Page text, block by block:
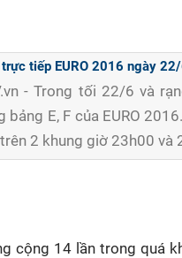
tiếp EURO 2016 ngày
- Trong tối 22/6 và
bảng E, F của EURO
2 khung giờ 23h00 và
cộng 14 lần trong quá